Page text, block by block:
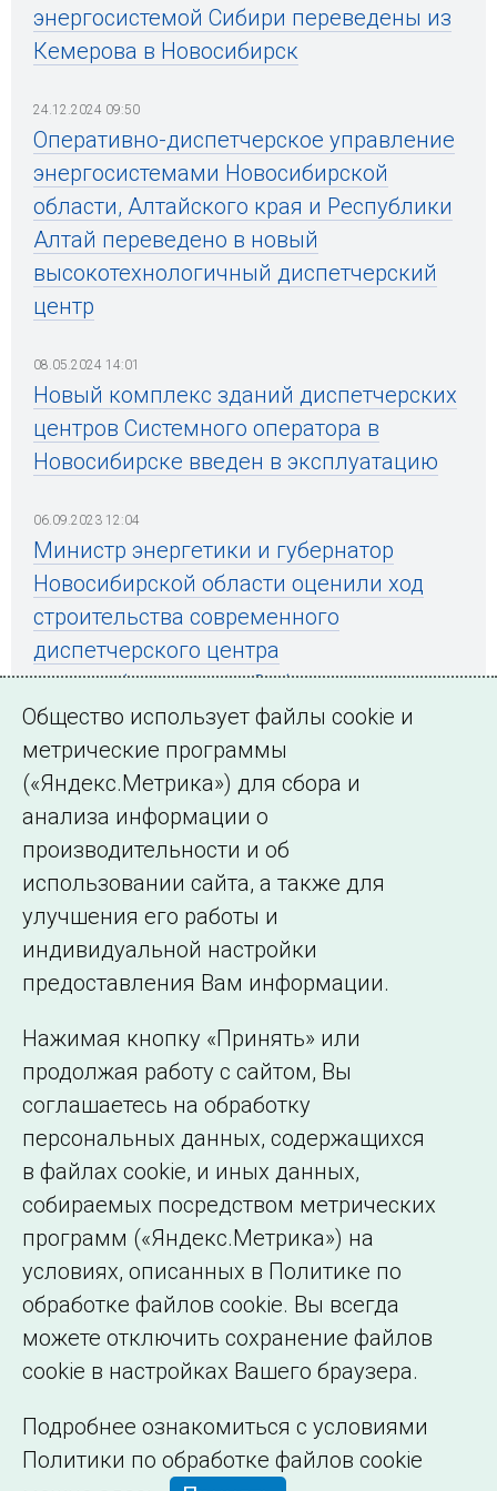
энергосистемой Сибири переведены из
Кемерова в Новосибирск
24.12.2024 09:50
Оперативно-диспетчерское управление
энергосистемами Новосибирской
области, Алтайского края и Республики
Алтай переведено в новый
высокотехнологичный диспетчерский
центр
08.05.2024 14:01
Новый комплекс зданий диспетчерских
центров Системного оператора в
Новосибирске введен в эксплуатацию
06.09.2023 12:04
Министр энергетики и губернатор
Новосибирской области оценили ход
строительства современного
диспетчерского центра
энергообъединения Сибири
← Все публикации
Подписаться на новости
©2005–2026 АО «СО ЕЭС»
Филиалы и
представительства
Сведения об
образовательной
организации
Общество использует файлы cookie и
метрические программы
(«Яндекс.Метрика») для сбора и
анализа информации о
производительности и об
использовании сайта, а также для
улучшения его работы и
индивидуальной настройки
предоставления Вам информации.
Нажимая кнопку «Принять» или
продолжая работу с сайтом, Вы
соглашаетесь на обработку
персональных данных, содержащихся
в файлах cookie, и иных данных,
собираемых посредством метрических
программ («Яндекс.Метрика») на
условиях, описанных в Политике по
обработке файлов cookie. Вы всегда
можете отключить сохранение файлов
cookie в настройках Вашего браузера.
Подробнее ознакомиться с условиями
Политики по обработке файлов cookie